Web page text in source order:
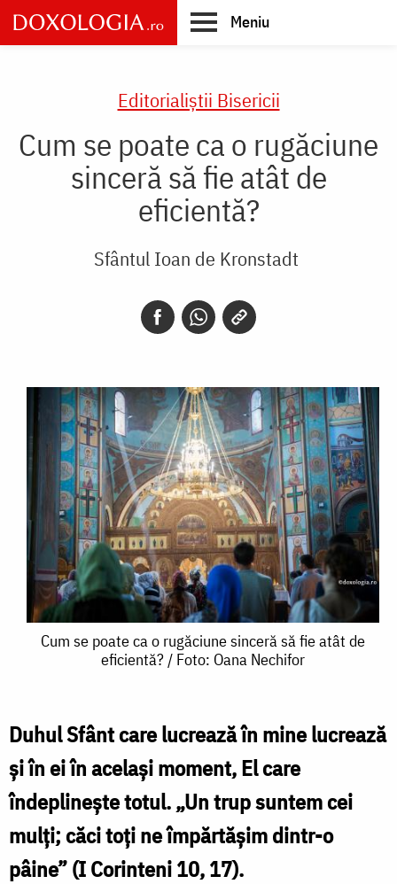
Skip
to
main
Meniu
Editorialiștii Bisericii
Cum se poate ca o rugăciune
sinceră să fie atât de
eficientă?
Sfântul Ioan de Kronstadt
Cum
ca
o
rugăciune
sinceră
să
Cum se poate ca o rugăciune sinceră să fie atât de
eficientă? / Foto: Oana Nechifor
Duhul Sfânt care lucrează în mine lucrează
şi în ei în acelaşi moment, El care
îndeplineşte totul. „Un trup suntem cei
mulţi; căci toţi ne împărtăşim dintr-o
pâine” (I Corinteni 10, 17).